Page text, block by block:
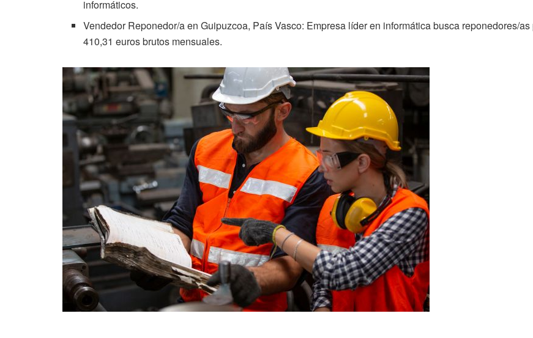
informáticos.
Vendedor Reponedor/a en Guipuzcoa, País Vasco: Empresa líder en informática busca reponedores/
410,31 euros brutos mensuales.